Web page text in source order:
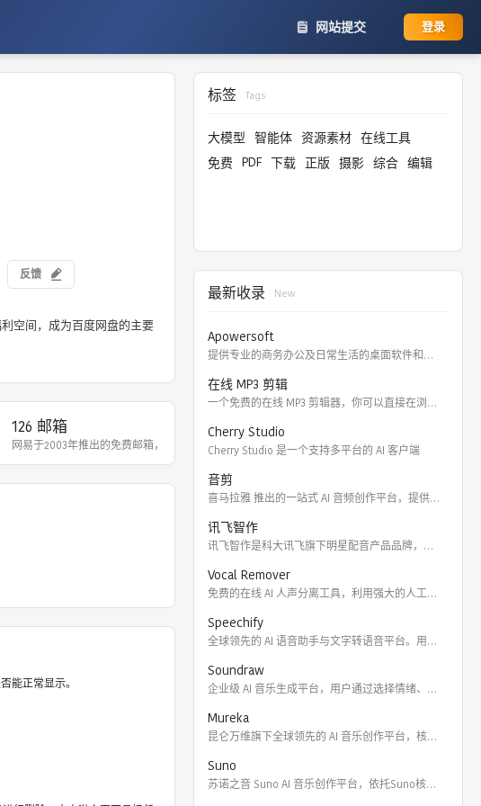
网站提交 登录
反馈
空间，成为百度网盘的主要
著称，
126 邮箱
网易于2003年推出的免费邮箱，名称源于中国早期寻
能正常显示。
标签 Tags
大模型 智能体 资源素材 在线工具
免费 PDF 下载 正版 摄影 综合 编辑
最新收录 New
Apowersoft
提供专业的商务办公及日常生活的桌面软件和在线应用。 软件涵盖
在线 MP3 剪辑
一个免费的在线 MP3 剪辑器，你可以直接在浏览器里剪切，裁
Cherry Studio
Cherry Studio 是一个支持多平台的 AI 客户端
音剪
喜马拉雅 推出的一站式 AI 音频创作平台，提供云端协作、3
讯飞智作
讯飞智作是科大讯飞旗下明星配音产品品牌，提供合成配音软件、真
Vocal Remover
免费的在线 AI 人声分离工具，利用强大的人工智能算法将歌曲
Speechify
全球领先的 AI 语音助手与文字转语音平台。用户可通过 Ch
Soundraw
企业级 AI 音乐生成平台，用户通过选择情绪、流派、乐器及长
Mureka
昆仑万维旗下全球领先的 AI 音乐创作平台，核心模型包括全球
Suno
苏诺之音 Suno AI 音乐创作平台，依托Suno核心模型